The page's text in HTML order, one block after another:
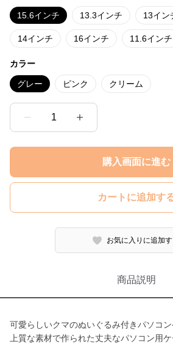
15.6インチ 13.3インチ 13イン
14インチ 16インチ 11.6インチ
カラー
グレー ピンク クリーム
1
購入画面に進む
カートに追加す
お気に入りに追加
商品説明
可愛らしいクマのぬいぐるみ付きパソコン
上質な素材で作られた丈夫なパソコン用